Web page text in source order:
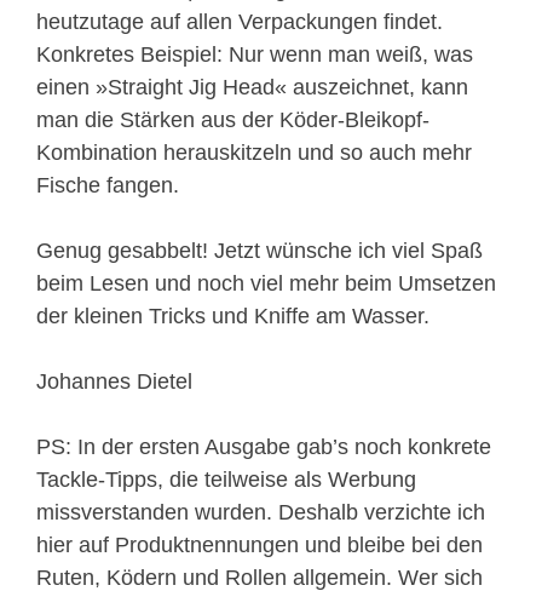
heutzutage auf allen Verpackungen findet.
Konkretes Beispiel: Nur wenn man weiß, was
einen »Straight Jig Head« auszeichnet, kann
man die Stärken aus der Köder-Bleikopf-
Kombination herauskitzeln und so auch mehr
Fische fangen.
Genug gesabbelt! Jetzt wünsche ich viel Spaß
beim Lesen und noch viel mehr beim Umsetzen
der kleinen Tricks und Kniffe am Wasser.
Johannes Dietel
PS: In der ersten Ausgabe gab’s noch konkrete
Tackle-Tipps, die teilweise als Werbung
missverstanden wurden. Deshalb verzichte ich
hier auf Produktnennungen und bleibe bei den
Ruten, Ködern und Rollen allgemein. Wer sich